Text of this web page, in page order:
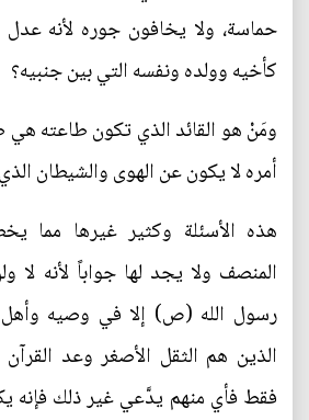
حماسة، ولا يخافون جوره لأنه عدل
كأخيه وولده ونفسه التي بين جنبيه؟
ومَنْ هو القائد الذي تكون طاعته هي
أمره لا يكون عن الهوى والشيطان
هذه الأسئلة وكثير غيرها مما
المنصف ولا يجد لها جواباً لأنه لا
رسول الله (ص) إلا في وصيه وأهل
الذين هم الثقل الأصغر وعد القرآن
فقط فأي منهم يدَّعي غير ذلك